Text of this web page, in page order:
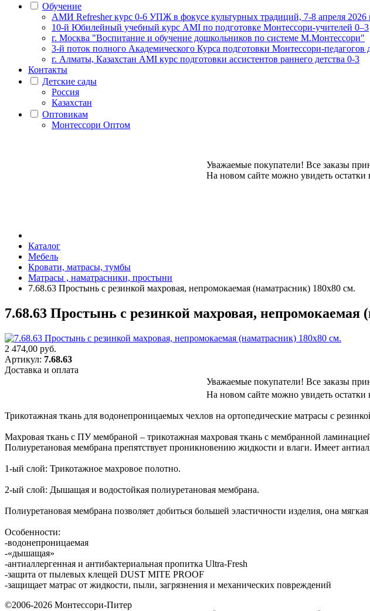
Обучение
АМИ Refresher курс 0-6 УПЖ в фокусе культурных традиций, 7-8 апреля
10-й Юбилейный учебный курс AMI по подготовке Монтессори-учителей 0–3
г. Москва "Воспитание и обучение дошкольников по системе М.Монтессори"
3-й поток полного Академического Курса подготовки Монтессори-педагогов
г. Алматы, Казахстан AMI курс подготовки ассистентов раннего детства 0-3
Контакты
Детские сады
Россия
Казахстан
Оптовикам
Монтессори Оптом
Уважаемые покупатели! Все заказы
На новом сайте можно увидеть остатки
Каталог
Мебель
Кровати, матрасы, тумбы
Матрасы , наматрасники, простыни
7.68.63 Простынь с резинкой махровая, непромокаемая (наматрасник) 180х80 см.
7.68.63 Простынь с резинкой махровая, непромокаемая
2 474,00 руб.
Артикул: 7.68.63
Доставка и оплата
Уважаемые покупатели! Все заказы
На новом сайте можно увидеть остатки
Трикотажная ткань для водонепроницаемых чехлов на ортопедические матрасы с
Махровая ткань с ПУ мембраной – трикотажная махровая ткань с мембранной
Полиуретановая мембрана препятствует проникновению жидкости и влаги. Имеет
1-ый слой: Трикотажное махровое полотно.
2-ый слой: Дышащая и водостойкая полиуретановая мембрана.
Полиуретановая мембрана позволяет добиться большей эластичности изделия, она
Особенности:
-водонепроницаемая
-«дышащая»
-антиаллергенная и антибактериальная пропитка Ultra-Fresh
-защита от пылевых клещей DUST MITE PROOF
-защищает матрас от жидкости, пыли, загрязнения и механических повреждений
©2006-2026 Монтессори-Питер